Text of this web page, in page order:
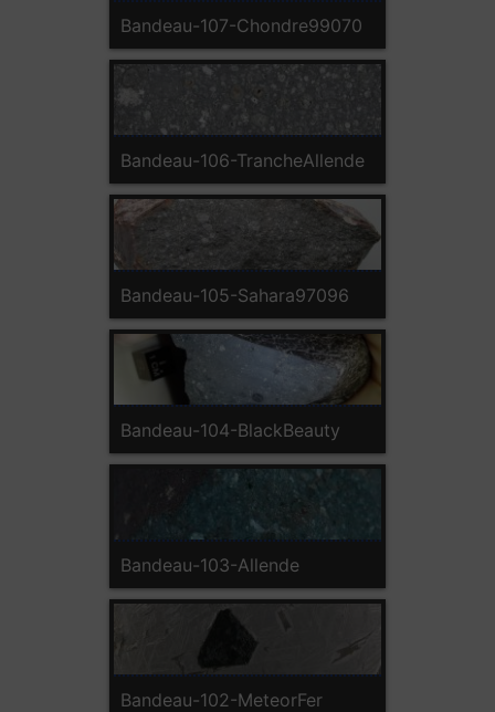
Bandeau-107-Chondre99070
Bandeau-106-TrancheAllende
Bandeau-105-Sahara97096
Bandeau-104-BlackBeauty
Bandeau-103-Allende
Bandeau-102-MeteorFer